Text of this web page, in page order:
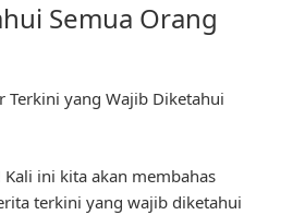
Semua Orang
Terkini yang Wajib Diketahui
Kali ini kita akan membahas
terkini yang wajib diketahui